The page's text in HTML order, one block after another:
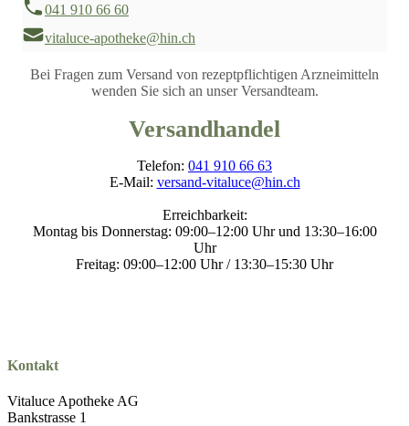
041 910 66 60
vitaluce-apotheke@hin.ch
Bei Fragen zum Versand von rezeptpflichtigen Arzneimitteln
wenden Sie sich an unser Versandteam.
Versandhandel
Telefon: 041 910 66 63
E-Mail: versand-vitaluce@hin.ch
Erreichbarkeit:
Montag bis Donnerstag: 09:00–12:00 Uhr und 13:30–16:00
Uhr
Freitag: 09:00–12:00 Uhr / 13:30–15:30 Uhr
Kontakt
Vitaluce Apotheke AG
Bankstrasse 1